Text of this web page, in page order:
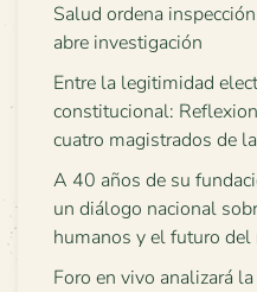
Salud ordena
abre investigación
Entre la legitimidad
constitucional:
cuatro magistrados de
A 40 años de su
un diálogo nacional
humanos y el futuro
Foro en vivo analizará